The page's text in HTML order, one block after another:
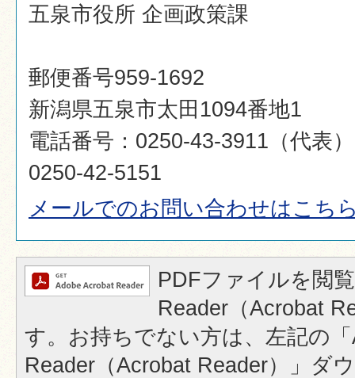
五泉市役所 企画政策課
郵便番号959-1692
新潟県五泉市太田1094番地1
電話番号：0250-43-3911（代表
0250-42-5151
メールでのお問い合わせはこち
PDFファイルを閲
Reader（Acrobat
す。お持ちでない方は、左記の
Reader（Acrobat Reader）」ダ